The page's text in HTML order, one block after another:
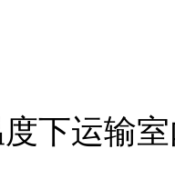
下运输